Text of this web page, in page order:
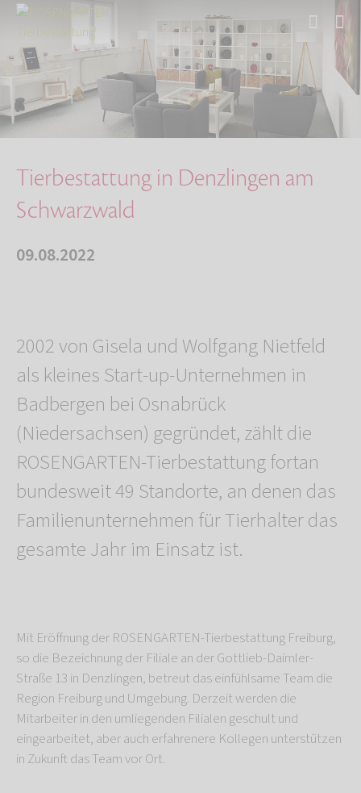
Start Über uns
Aktuelles
Tierbestattung in Denzlingen am Schwarzwald
Tierbestattung in Denzlingen am
Schwarzwald
09.08.2022
2002 von Gisela und Wolfgang Nietfeld
als kleines Start-up-Unternehmen in
Badbergen bei Osnabrück
(Niedersachsen) gegründet, zählt die
ROSENGARTEN-Tierbestattung fortan
bundesweit 49 Standorte, an denen das
Familienunternehmen für Tierhalter das
gesamte Jahr im Einsatz ist.
Mit Eröffnung der ROSENGARTEN-Tierbestattung Freiburg,
so die Bezeichnung der Filiale an der Gottlieb-Daimler-
Straße 13 in Denzlingen, betreut das einfühlsame Team die
Region Freiburg und Umgebung. Derzeit werden die
Mitarbeiter in den umliegenden Filialen geschult und
eingearbeitet, aber auch erfahrenere Kollegen unterstützen
in Zukunft das Team vor Ort.